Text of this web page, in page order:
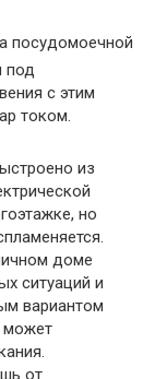
посудомоечной
под
с этим
током.
из
но
доме
ситуаций и
вариантом
может
от